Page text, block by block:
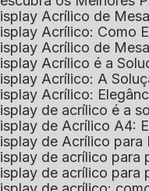
Display Acrílico de
Display Acrílico: Como
Display Acrílico de
Display Acrílico é a
Display Acrílico: A
Display Acrílico:
Display de acrílico é a
Display de Acrílico A4:
Display de Acrílico
Display de acrílico
Display de acrílico